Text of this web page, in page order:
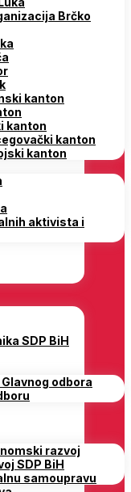
Brčko
kanton
kanton
kanton
kanton
aktivista i
SDP BiH
odbora
razvoj
SDP BiH
samoupravu